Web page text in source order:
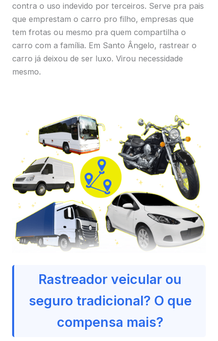
contra o uso indevido por terceiros. Serve pra pais
que emprestam o carro pro filho, empresas que
tem frotas ou mesmo pra quem compartilha o
carro com a família. Em Santo Ângelo, rastrear o
carro já deixou de ser luxo. Virou necessidade
mesmo.
Rastreador veicular ou
seguro tradicional? O que
compensa mais?